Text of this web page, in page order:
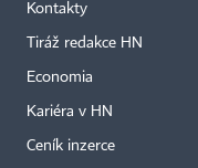
Kontakty
Tiráž redakce HN
Economia
Kariéra v HN
Ceník inzerce